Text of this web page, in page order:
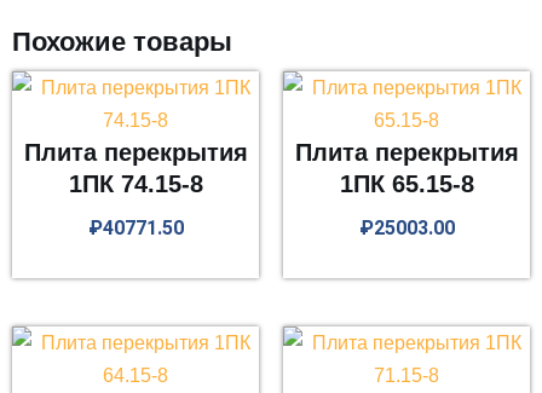
Похожие товары
Плита перекрытия
1ПК 74.15-8
₽40771.50
Плита перекрытия
1ПК 65.15-8
₽25003.00